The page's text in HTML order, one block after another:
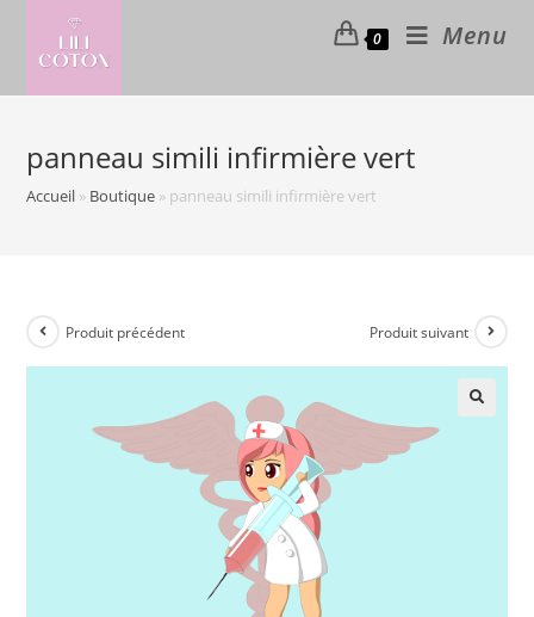
content
0 Menu
panneau simili infirmière vert
Accueil » Boutique » panneau simili infirmière vert
Produit précédent Produit suivant